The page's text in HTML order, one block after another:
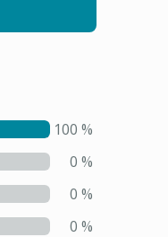
100 %
0 %
0 %
0 %